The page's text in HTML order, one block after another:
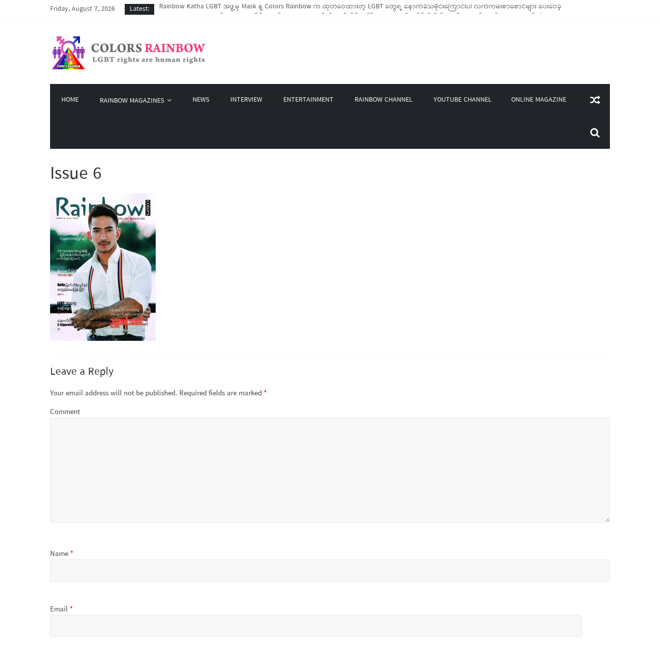
Friday, August 7, 2026 Latest:
COVID-19 ကာလအတွင်း LGBTIQ အိမ်ထောင်စု (၁၀၀၀)ကျော်ကို ကျပ်သိန်းပေါင်း(၄၀၀)ကျော်တန်ဖိုးရှိ မီးဖိုချောင်သုံး ကုန်ပစ္စည်းများ ထောက်ပံ့ခဲ့
Colors Rainbow မှ စက်တင်ဘာလအတွင်း အွန်လိုင်းသင်တန်းနှစ်ခု ဖွင့်လှစ်ပေးနိုင်ခဲ့
HOME RAINBOW MAGAZINES NEWS INTERVIEW ENTERTAINMENT RAINBOW CHANNEL YOUTUBE CHANNEL ONLINE MAGAZINE
Issue 6
Leave a Reply
Your email address will not be published. Required fields are marked *
Comment
Name *
Email *